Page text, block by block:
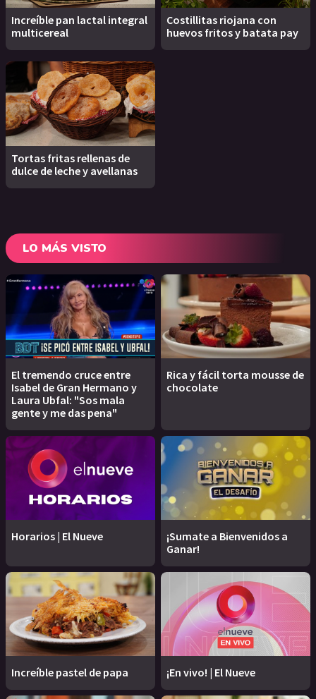
Increíble pan lactal integral
multicereal
Costillitas riojana con
huevos fritos y batata pay
Tortas fritas rellenas de
dulce de leche y avellanas
LO MÁS VISTO
El tremendo cruce entre
Isabel de Gran Hermano y
Laura Ubfal: "Sos mala
gente y me das pena"
Rica y fácil torta mousse de
chocolate
Horarios | El Nueve
¡Sumate a Bienvenidos a
Ganar!
Increíble pastel de papa ¡En vivo! | El Nueve